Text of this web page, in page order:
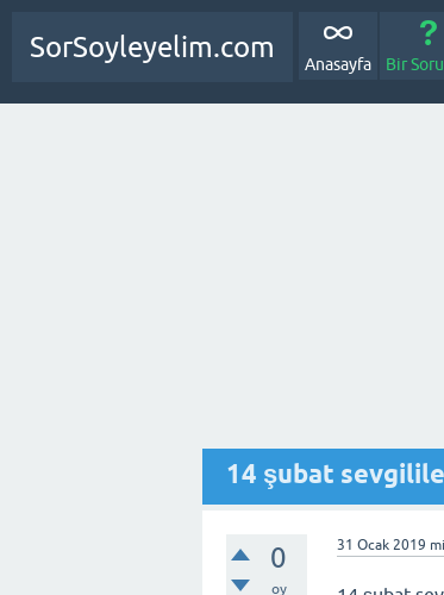
SorSoyleyelim.com
Anasayfa Bir
14 şubat
0
oy
31 Ocak 2019